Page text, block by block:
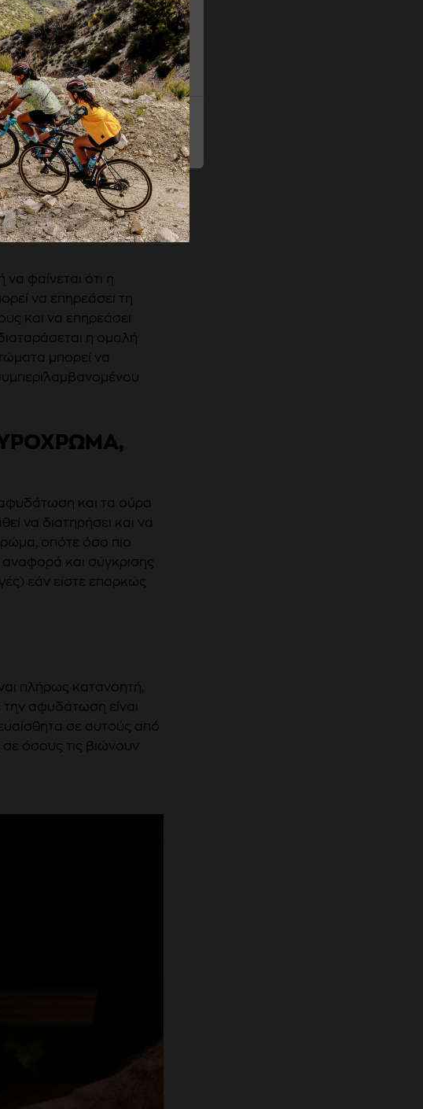
φαίνεται ότι η
να επηρεάσει τη
και να επηρεάσει
η ομαλή
μπορεί να
Λ
και τα ούρα
να διατηρήσει και να
οπότε όσο πιο
αναφορά και σύγκρισης
εάν είστε επαρκώς
πλήρως κατανοητή,
την αφυδάτωση είναι
σε αυτούς από
όσους τις βιώνουν
"Αποδοχή όλων". Μπορείτε
Διαβάστε την πολιτική μας για
Αποδοχή όλων